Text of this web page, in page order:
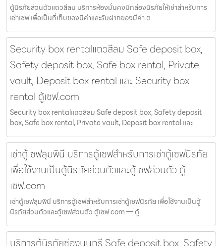
ตู้นิรภัยส่วนตัวแถวสีลม บริการห้องมั่นคงมีกล่องนิรภัยให้เช่าสำหรับการ
เช่าเซฟ เพื่อเป็นที่เก็บของมีค่าและรับฝากของมีค่า ต
Security box rentalแถวสีลม Safe deposit box,
Safety deposit box, Safe box rental, Private
vault, Deposit box rental และ Security box
rental ตู้เซฟ.com
Security box rentalแถวสีลม Safe deposit box, Safety deposit
box, Safe box rental, Private vault, Deposit box rental และ
เช่าตู้เซฟลุมพินี บริการตู้เซฟสำหรับการเช่าตู้เซฟนิรภัย
เพื่อใช้งานเป็นตู้นิรภัยส่วนตัวและตู้เซฟส่วนตัว ตู้
เซฟ.com
เช่าตู้เซฟลุมพินี บริการตู้เซฟสำหรับการเช่าตู้เซฟนิรภัย เพื่อใช้งานเป็นตู้
นิรภัยส่วนตัวและตู้เซฟส่วนตัว ตู้เซฟ.com — ตู้